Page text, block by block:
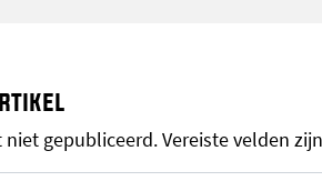
gepubliceerd.Vereiste velden